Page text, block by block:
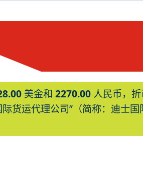
美金和 2270.00人民币，折
货运代理公司”（简称：迪士